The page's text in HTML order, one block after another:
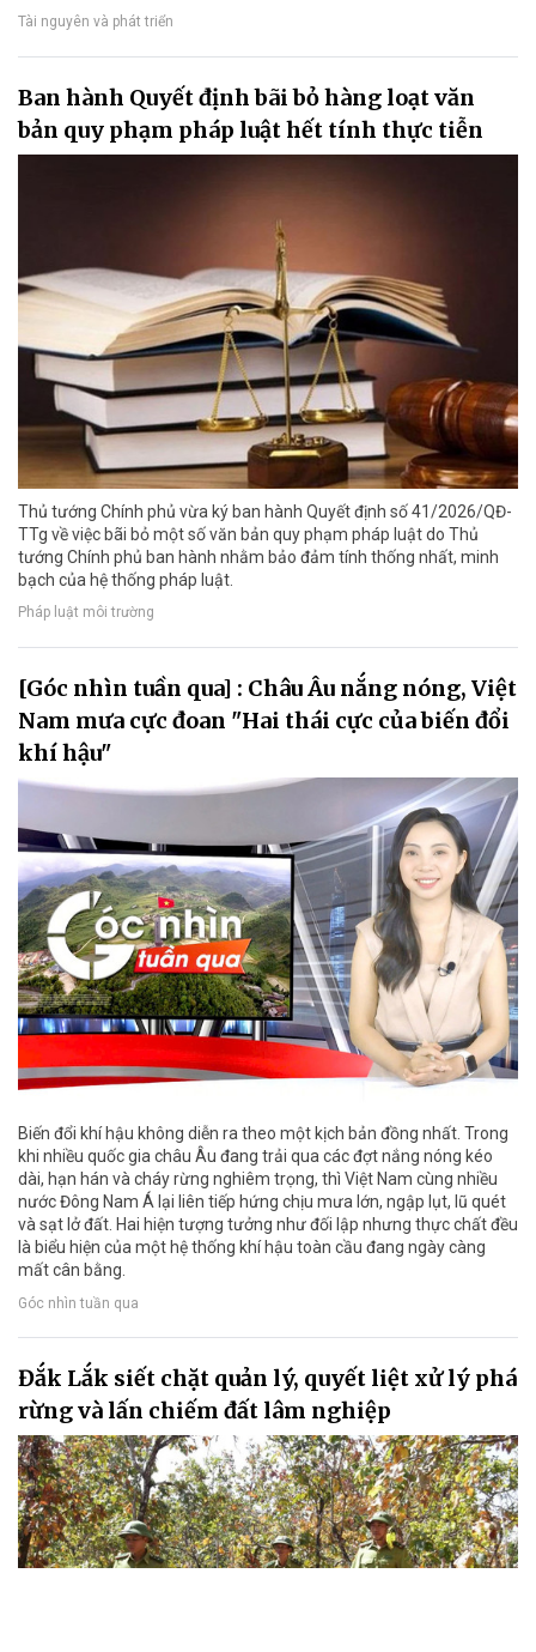
Tài nguyên và phát triển
Ban hành Quyết định bãi bỏ hàng loạt văn
bản quy phạm pháp luật hết tính thực tiễn
Thủ tướng Chính phủ vừa ký ban hành Quyết định số 41/2026/QĐ-
TTg về việc bãi bỏ một số văn bản quy phạm pháp luật do Thủ
tướng Chính phủ ban hành nhằm bảo đảm tính thống nhất, minh
bạch của hệ thống pháp luật.
Pháp luật môi trường
[Góc nhìn tuần qua] : Châu Âu nắng nóng, Việt
Nam mưa cực đoan "Hai thái cực của biến đổi
khí hậu"
Biến đổi khí hậu không diễn ra theo một kịch bản đồng nhất. Trong
khi nhiều quốc gia châu Âu đang trải qua các đợt nắng nóng kéo
dài, hạn hán và cháy rừng nghiêm trọng, thì Việt Nam cùng nhiều
nước Đông Nam Á lại liên tiếp hứng chịu mưa lớn, ngập lụt, lũ quét
và sạt lở đất. Hai hiện tượng tưởng như đối lập nhưng thực chất đều
là biểu hiện của một hệ thống khí hậu toàn cầu đang ngày càng
mất cân bằng.
Góc nhìn tuần qua
Đắk Lắk siết chặt quản lý, quyết liệt xử lý phá
rừng và lấn chiếm đất lâm nghiệp